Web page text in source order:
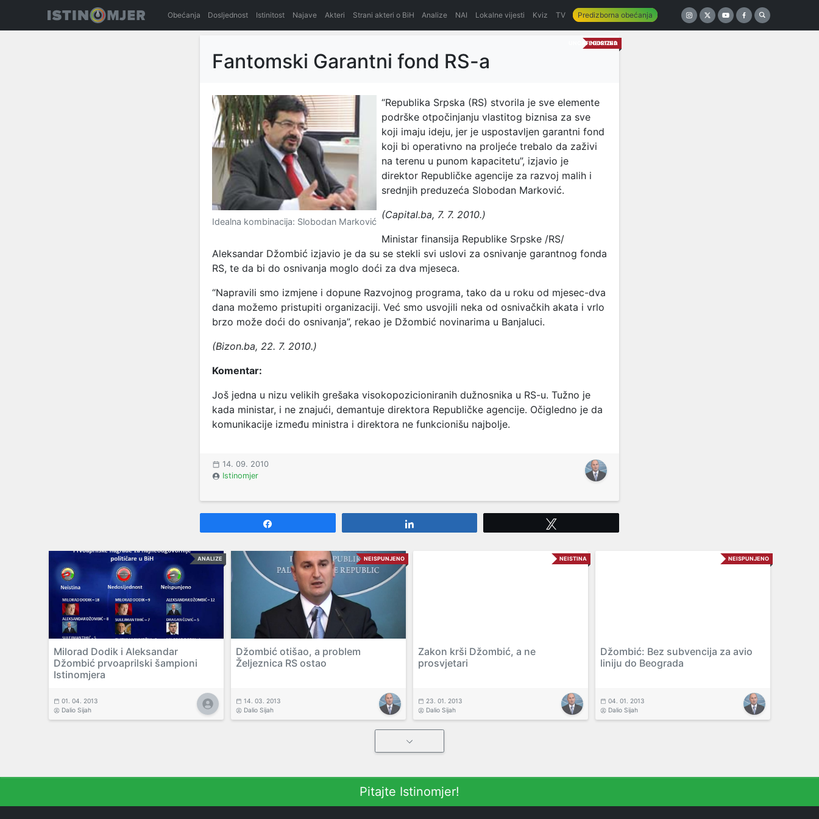
Obećanja Dosljednost Istinitost Najave Akteri Strani akteri o BiH Analize NAI Lokalne vijesti Kviz TV Predizborna obećanja
NEISTINA
UNCATEGORIZED
Fantomski Garantni fond RS-a
Idealna kombinacija: Slobodan Marković
“Republika Srpska (RS) stvorila je sve elemente
podrške otpočinjanju vlastitog biznisa za sve
koji imaju ideju, jer je uspostavljen garantni fond
koji bi operativno na proljeće trebalo da zaživi
na terenu u punom kapacitetu”, izjavio je
direktor Republičke agencije za razvoj malih i
srednjih preduzeća Slobodan Marković.
(Capital.ba, 7. 7. 2010.)
Ministar finansija Republike Srpske /RS/
Aleksandar Džombić izjavio je da su se stekli svi uslovi za osnivanje garantnog fonda
RS, te da bi do osnivanja moglo doći za dva mjeseca.
“Napravili smo izmjene i dopune Razvojnog programa, tako da u roku od mjesec-dva
dana možemo pristupiti organizaciji. Već smo usvojili neka od osnivačkih akata i vrlo
brzo može doći do osnivanja”, rekao je Džombić novinarima u Banjaluci.
(Bizon.ba, 22. 7. 2010.)
Komentar:
Još jedna u nizu velikih grešaka visokopozicioniranih dužnosnika u RS-u. Tužno je
kada ministar, i ne znajući, demantuje direktora Republičke agencije. Očigledno je da
komunikacije između ministra i direktora ne funkcionišu najbolje.
14. 09. 2010
Istinomjer
ANALIZE
Milorad Dodik i Aleksandar
Džombić prvoaprilski šampioni
Istinomjera
01. 04. 2013
Dalio Sijah
NEISPUNJENO
Džombić otišao, a problem
Željeznica RS ostao
14. 03. 2013
Dalio Sijah
NEISTINA
Zakon krši Džombić, a ne
prosvjetari
23. 01. 2013
Dalio Sijah
NEISPUNJENO
Džombić: Bez subvencija za avio
liniju do Beograda
04. 01. 2013
Dalio Sijah
Pitajte Istinomjer!